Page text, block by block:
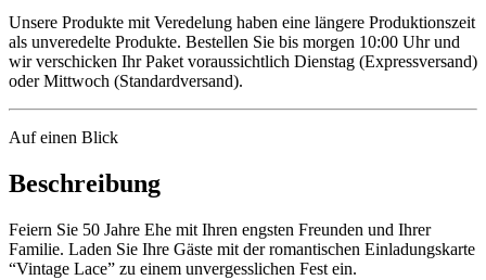
Unsere Produkte mit Veredelung haben eine längere Produktionszeit
als unveredelte Produkte. Bestellen Sie bis morgen 10:00 Uhr und
wir verschicken Ihr Paket voraussichtlich Dienstag (Expressversand)
oder Mittwoch (Standardversand).
Auf einen Blick
Beschreibung
Feiern Sie 50 Jahre Ehe mit Ihren engsten Freunden und Ihrer
Familie. Laden Sie Ihre Gäste mit der romantischen Einladungskarte
“Vintage Lace” zu einem unvergesslichen Fest ein.